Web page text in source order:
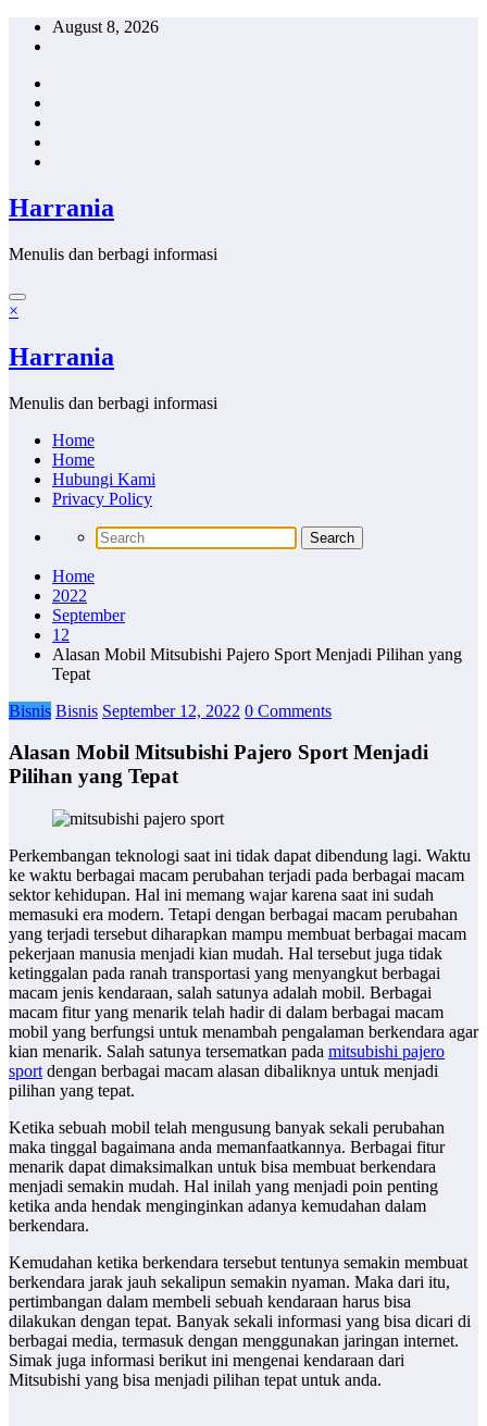
Skip
August 8, 2026
Harrania
Menulis dan berbagi informasi
×
Harrania
Menulis dan berbagi informasi
Home
Home
Hubungi Kami
Privacy Policy
Home
2022
September
12
Alasan Mobil Mitsubishi Pajero Sport Menjadi Pilihan yang
Tepat
Bisnis Bisnis September 12, 2022 0 Comments
Alasan Mobil Mitsubishi Pajero Sport Menjadi
Pilihan yang Tepat
Perkembangan teknologi saat ini tidak dapat dibendung lagi. Waktu
ke waktu berbagai macam perubahan terjadi pada berbagai macam
sektor kehidupan. Hal ini memang wajar karena saat ini sudah
memasuki era modern. Tetapi dengan berbagai macam perubahan
yang terjadi tersebut diharapkan mampu membuat berbagai macam
pekerjaan manusia menjadi kian mudah. Hal tersebut juga tidak
ketinggalan pada ranah transportasi yang menyangkut berbagai
macam jenis kendaraan, salah satunya adalah mobil. Berbagai
macam fitur yang menarik telah hadir di dalam berbagai macam
mobil yang berfungsi untuk menambah pengalaman berkendara agar
kian menarik. Salah satunya tersematkan pada mitsubishi pajero
sport dengan berbagai macam alasan dibaliknya untuk menjadi
pilihan yang tepat.
Ketika sebuah mobil telah mengusung banyak sekali perubahan
maka tinggal bagaimana anda memanfaatkannya. Berbagai fitur
menarik dapat dimaksimalkan untuk bisa membuat berkendara
menjadi semakin mudah. Hal inilah yang menjadi poin penting
ketika anda hendak menginginkan adanya kemudahan dalam
berkendara.
Kemudahan ketika berkendara tersebut tentunya semakin membuat
berkendara jarak jauh sekalipun semakin nyaman. Maka dari itu,
pertimbangan dalam membeli sebuah kendaraan harus bisa
dilakukan dengan tepat. Banyak sekali informasi yang bisa dicari di
berbagai media, termasuk dengan menggunakan jaringan internet.
Simak juga informasi berikut ini mengenai kendaraan dari
Mitsubishi yang bisa menjadi pilihan tepat untuk anda.